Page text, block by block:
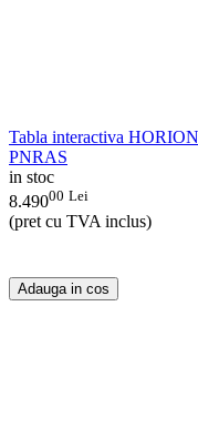
Tabla interactiva
PNRAS
in stoc
8.49000 Lei
(pret cu TVA inclus)
Adauga in cos